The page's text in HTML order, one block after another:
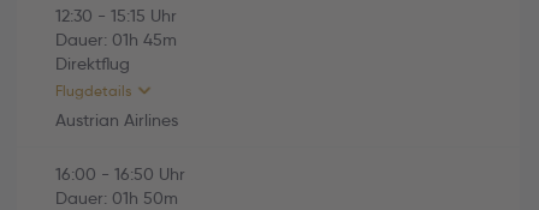
Fr., 09.10.2026
16:00 Varna (VAR) -
16:50 Wien (VIE)
Economy
12:30 - 15:15 Uhr
Dauer: 01h 45m
Direktflug
Flugdetails
Austrian Airlines
HINFLUG (Direktflug)
16:00 - 16:50 Uhr
Dauer: 01h 50m